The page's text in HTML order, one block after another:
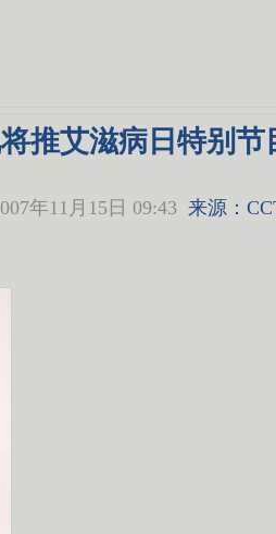
推艾滋病日特别节
年11月15日 09:43 来源：